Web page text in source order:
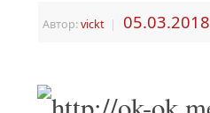
Автор:vickt | 05.03.2018